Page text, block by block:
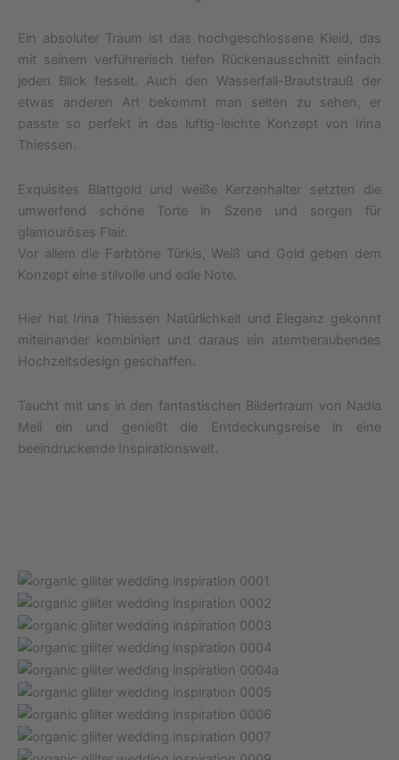
Ein absoluter Traum ist das hochgeschlossene Kleid, das
mit seinem verführerisch tiefen Rückenausschnitt einfach
jeden Blick fesselt. Auch den Wasserfall-Brautstrauß der
etwas anderen Art bekommt man selten zu sehen, er
passte so perfekt in das luftig-leichte Konzept von Irina
Thiessen.
Exquisites Blattgold und weiße Kerzenhalter setzten die
umwerfend schöne Torte in Szene und sorgen für
glamouröses Flair.
Vor allem die Farbtöne Türkis, Weiß und Gold geben dem
Konzept eine stilvolle und edle Note.
Hier hat Irina Thiessen Natürlichkeit und Eleganz gekonnt
miteinander kombiniert und daraus ein atemberaubendes
Hochzeitsdesign geschaffen.
Taucht mit uns in den fantastischen Bildertraum von Nadia
Meli ein und genießt die Entdeckungsreise in eine
beeindruckende Inspirationswelt.